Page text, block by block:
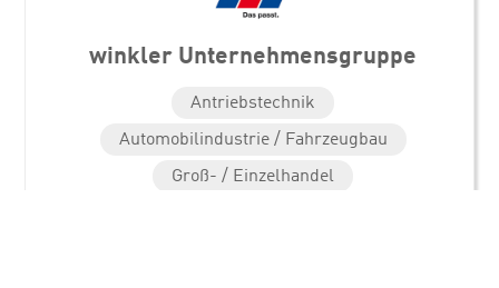
winkler Unternehmensgruppe
Antriebstechnik
Automobilindustrie / Fahrzeugbau
Groß- / Einzelhandel